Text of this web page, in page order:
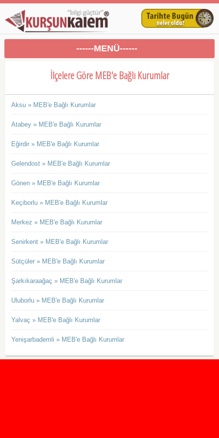
------MENÜ------
İlçelere Göre MEB'e Bağlı Kurumlar
Aksu » MEB'e Bağlı Kurumlar
Atabey » MEB'e Bağlı Kurumlar
Eğirdir » MEB'e Bağlı Kurumlar
Gelendost » MEB'e Bağlı Kurumlar
Gönen » MEB'e Bağlı Kurumlar
Keçiborlu » MEB'e Bağlı Kurumlar
Merkez » MEB'e Bağlı Kurumlar
Senirkent » MEB'e Bağlı Kurumlar
Sütçüler » MEB'e Bağlı Kurumlar
Şarkıkaraağaç » MEB'e Bağlı Kurumlar
Uluborlu » MEB'e Bağlı Kurumlar
Yalvaç » MEB'e Bağlı Kurumlar
Yenişarbademli » MEB'e Bağlı Kurumlar